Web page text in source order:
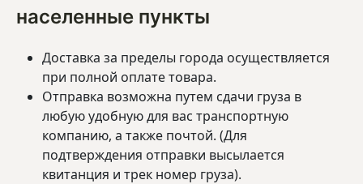
населенные пункты
Доставка за пределы города осуществляется
при полной оплате товара.
Отправка возможна путем сдачи груза в
любую удобную для вас транспортную
компанию, а также почтой. (Для
подтверждения отправки высылается
квитанция и трек номер груза).